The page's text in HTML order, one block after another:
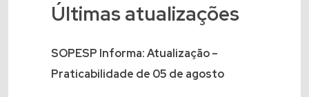
Últimas atualizações
SOPESP Informa: Atualização –
Praticabilidade de 05 de agosto